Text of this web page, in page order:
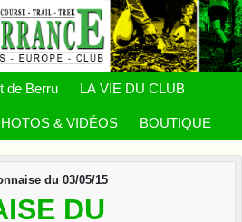
de Berru LA VIE DU CLUB
& VIDÉOS BOUTIQUE
du 03/05/15
DU